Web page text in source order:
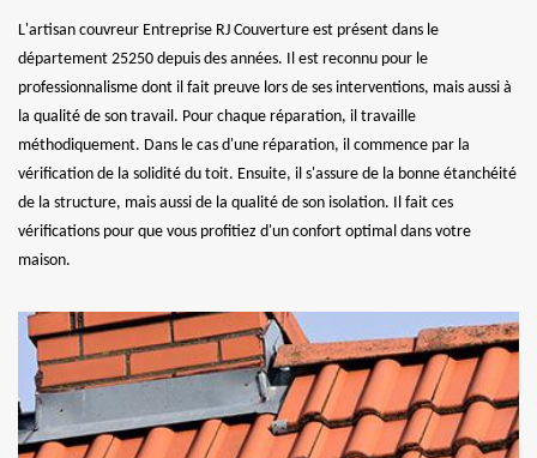
L'artisan couvreur Entreprise RJ Couverture est présent dans le
département 25250 depuis des années. Il est reconnu pour le
professionnalisme dont il fait preuve lors de ses interventions, mais aussi à
la qualité de son travail. Pour chaque réparation, il travaille
méthodiquement. Dans le cas d'une réparation, il commence par la
vérification de la solidité du toit. Ensuite, il s'assure de la bonne étanchéité
de la structure, mais aussi de la qualité de son isolation. Il fait ces
vérifications pour que vous profitiez d'un confort optimal dans votre
maison.